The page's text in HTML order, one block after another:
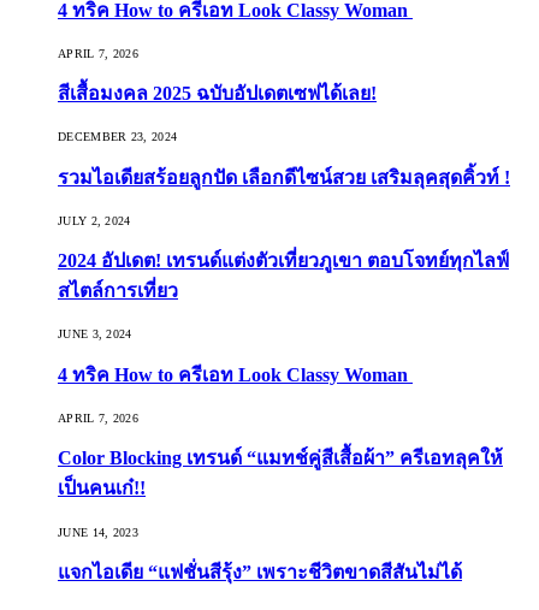
4 ทริค How to ครีเอท Look Classy Woman
APRIL 7, 2026
สีเสื้อมงคล 2025 ฉบับอัปเดตเซฟได้เลย!
DECEMBER 23, 2024
รวมไอเดียสร้อยลูกปัด เลือกดีไซน์สวย เสริมลุคสุดคิ้วท์ !
JULY 2, 2024
2024 อัปเดต! เทรนด์แต่งตัวเที่ยวภูเขา ตอบโจทย์ทุกไลฟ์
สไตล์การเที่ยว
JUNE 3, 2024
4 ทริค How to ครีเอท Look Classy Woman
APRIL 7, 2026
Color Blocking เทรนด์ “แมทช์คู่สีเสื้อผ้า” ครีเอทลุคให้
เป็นคนเก๋!!
JUNE 14, 2023
แจกไอเดีย “แฟชั่นสีรุ้ง” เพราะชีวิตขาดสีสันไม่ได้